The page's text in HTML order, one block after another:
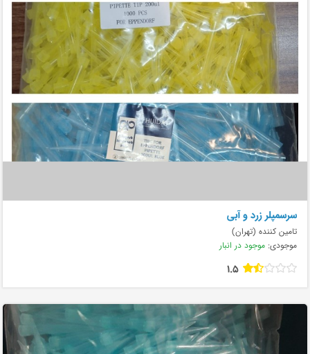
سرسمپلر زرد و آبی
تامین کننده (تهران)
موجودی: موجود در انبار
1.5